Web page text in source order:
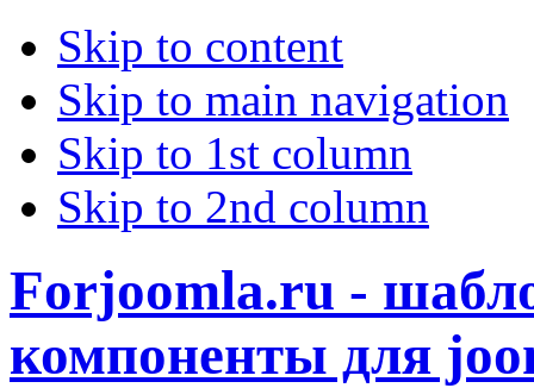
Skip to content
Skip to main navigation
Skip to 1st column
Skip to 2nd column
Forjoomla.ru -
компоненты для